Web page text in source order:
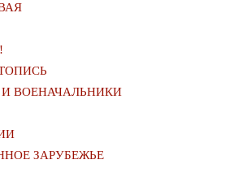
ВОЕНАЧАЛЬНИКИ
ЗАРУБЕЖЬЕ